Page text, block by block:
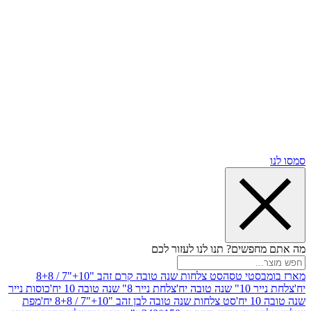
תנו לנו לעזור לכם
טסה
סט צלחות שנה טובה קרם זהב "10+"7 / 8+8
יח'
צלחת נייר 8" שנה טובה 10 יח'
כוסות נייר
סט צלחות שנה טובה לבן זהב "10+"7 / 8+8 יח'
מפת